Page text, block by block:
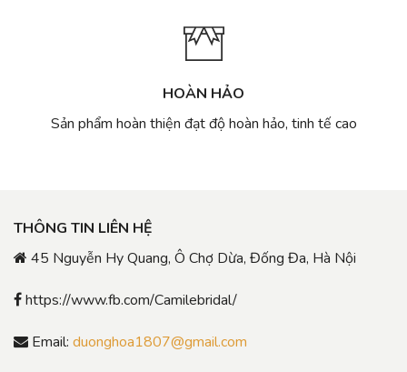
HOÀN HẢO
Sản phẩm hoàn thiện đạt độ hoàn hảo, tinh tế cao
THÔNG TIN LIÊN HỆ
45 Nguyễn Hy Quang, Ô Chợ Dừa, Đống Đa, Hà Nội
https://www.fb.com/Camilebridal/
Email: duonghoa1807@gmail.com